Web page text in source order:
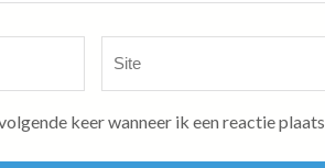
keer wanneer ik een reactie plaats.